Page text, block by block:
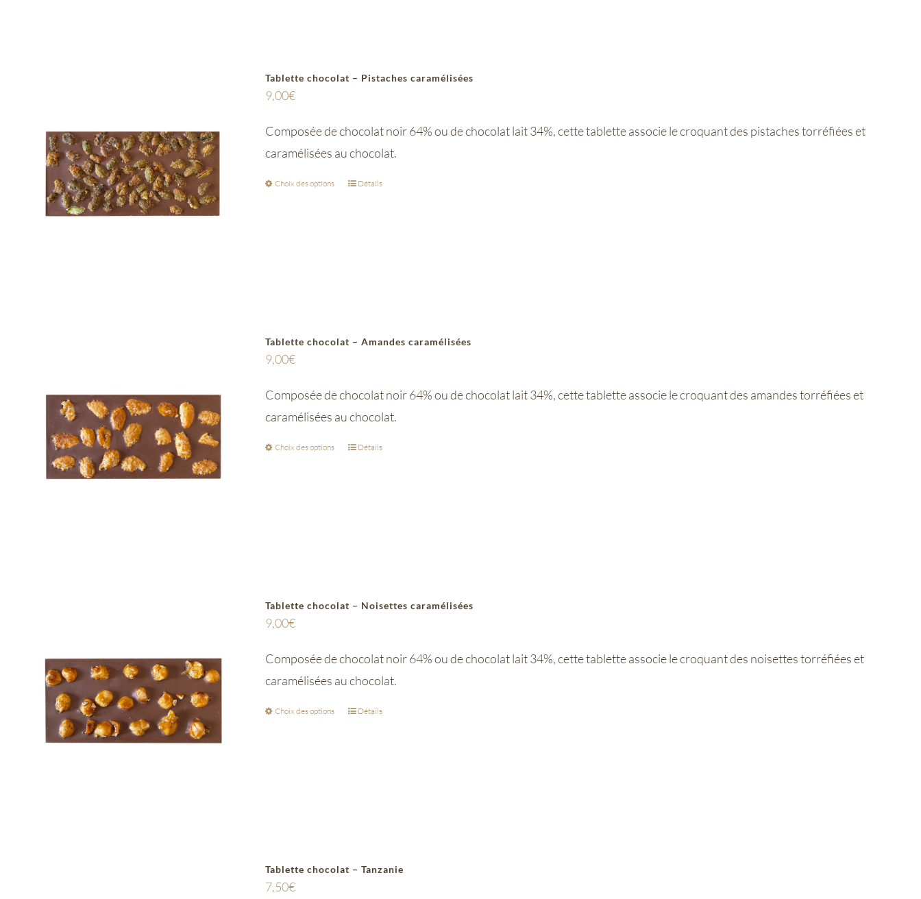
Tablette chocolat – Pistaches caramélisées
9,00€
Composée de chocolat noir 64% ou de chocolat lait 34%, cette tablette associe le croquant des pistaches torréfiées et
caramélisées au chocolat.
Choix des options Détails
Tablette chocolat – Amandes caramélisées
9,00€
Composée de chocolat noir 64% ou de chocolat lait 34%, cette tablette associe le croquant des amandes torréfiées et
caramélisées au chocolat.
Choix des options Détails
Tablette chocolat – Noisettes caramélisées
9,00€
Composée de chocolat noir 64% ou de chocolat lait 34%, cette tablette associe le croquant des noisettes torréfiées et
caramélisées au chocolat.
Choix des options Détails
Tablette chocolat – Tanzanie
7,50€